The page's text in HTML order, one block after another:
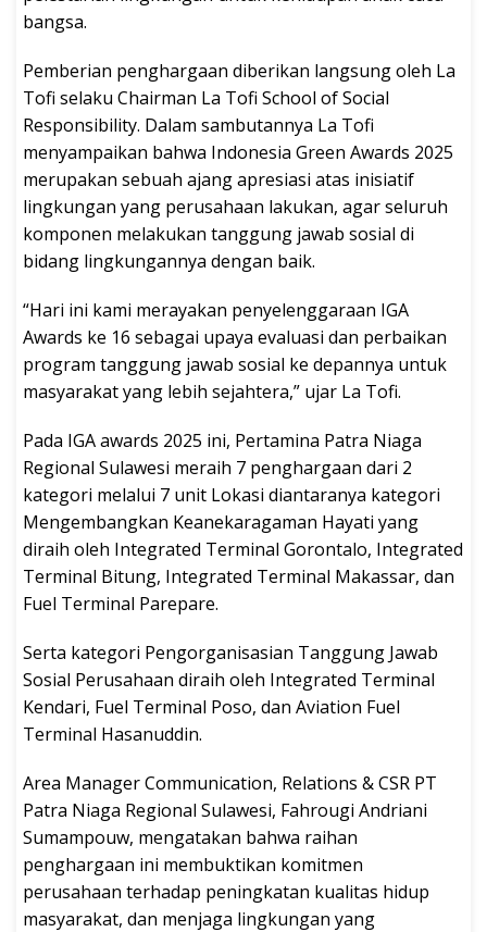
bangsa.
Pemberian penghargaan diberikan langsung oleh La
Tofi selaku Chairman La Tofi School of Social
Responsibility. Dalam sambutannya La Tofi
menyampaikan bahwa Indonesia Green Awards 2025
merupakan sebuah ajang apresiasi atas inisiatif
lingkungan yang perusahaan lakukan, agar seluruh
komponen melakukan tanggung jawab sosial di
bidang lingkungannya dengan baik.
“Hari ini kami merayakan penyelenggaraan IGA
Awards ke 16 sebagai upaya evaluasi dan perbaikan
program tanggung jawab sosial ke depannya untuk
masyarakat yang lebih sejahtera,” ujar La Tofi.
Pada IGA awards 2025 ini, Pertamina Patra Niaga
Regional Sulawesi meraih 7 penghargaan dari 2
kategori melalui 7 unit Lokasi diantaranya kategori
Mengembangkan Keanekaragaman Hayati yang
diraih oleh Integrated Terminal Gorontalo, Integrated
Terminal Bitung, Integrated Terminal Makassar, dan
Fuel Terminal Parepare.
Serta kategori Pengorganisasian Tanggung Jawab
Sosial Perusahaan diraih oleh Integrated Terminal
Kendari, Fuel Terminal Poso, dan Aviation Fuel
Terminal Hasanuddin.
Area Manager Communication, Relations & CSR PT
Patra Niaga Regional Sulawesi, Fahrougi Andriani
Sumampouw, mengatakan bahwa raihan
penghargaan ini membuktikan komitmen
perusahaan terhadap peningkatan kualitas hidup
masyarakat, dan menjaga lingkungan yang